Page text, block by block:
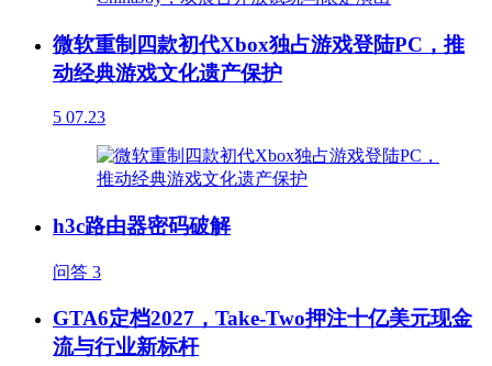
微软重制四款初代Xbox独占游戏登陆PC，推
动经典游戏文化遗产保护
5 07.23
h3c路由器密码破解
问答 3
GTA6定档2027，Take-Two押注十亿美元现金
流与行业新标杆